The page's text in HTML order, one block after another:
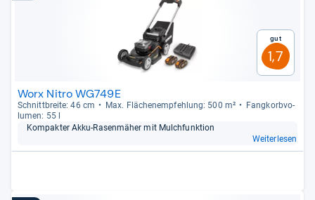
Gut
1,7
Worx Nitro WG749E
Schnitt­breite: 46 cm Max. Flä­chen­emp­feh­lung: 500 m²
Fang­korb­vo­
lu­men: 55 l
Kom­pak­ter Akku-​Rasen­mä­her mit Mulch­funk­tion
Weiterlesen